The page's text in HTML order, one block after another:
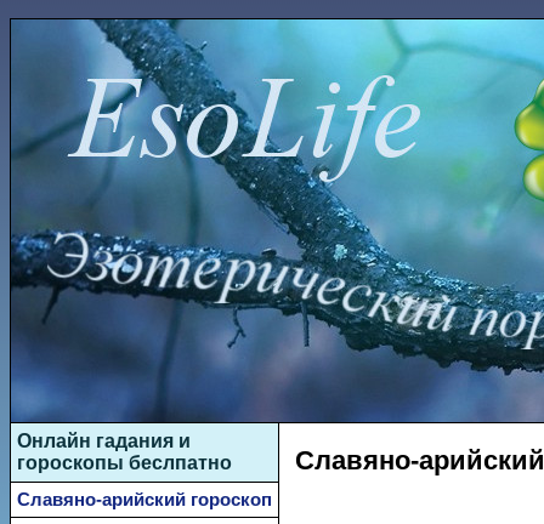
Славяно-
Онлайн гадания и
гороскопы беслпатно
Славяно-арийский гороскоп